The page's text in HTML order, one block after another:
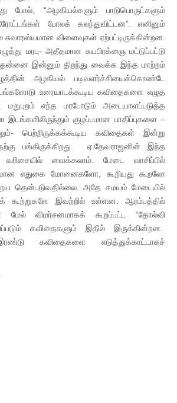
போல், “அழகியல்களும் பாடுபொருட்களும்
போலக் கலந்துவிட்டன”. எனினும்
விளைவுகள் ஏற்பட்டிருக்கின்றன.
மரபு- அதீதமான சுயபிரக்ஞை மட்டுப்பட்டு
தன்னை இன்னும் திறந்து வைக்க இந்த மாற்றம்
அழகியல் படிவளர்ச்சியைக்கொண்டே
உரையாடக்கூடிய கவிதைகளை எழுத
மறுபுறம் எந்த மரபோடும் அடையாளப்படுத்த
குழப்பமான பாதிப்புகளை –
பெற்றிருக்கக்கூடிய கவிதைகள் இன்று
பங்கிருக்கிறது. ஏ.தேவராஜனின் இந்த
வைக்கலாம். மேடை வாசிப்பில்
எதுகை மோனைகளோ, கூறியது கூறலோ
தென்படுவதில்லை. அதே சமயம் மேடையில்
கூற்றுகளே இவற்றில் உள்ளன. ஆரம்பத்தில்
மேல் விமர்சனமாகக் கூறப்பட்ட “தோல்வி
கவிதைகளும் இதில் இருக்கின்றன.
இரண்டு கவிதைகளை எடுத்துக்காட்டாகச்